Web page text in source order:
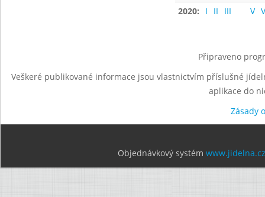
2020:
I II III V
Připraveno
Veškeré publikované informace jsou vlastnictvím příslušné
aplikace do
Zásady
Objednávkový systém www.jidelna.cz